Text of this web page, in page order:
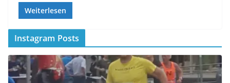
Weiterlesen
Instagram Posts